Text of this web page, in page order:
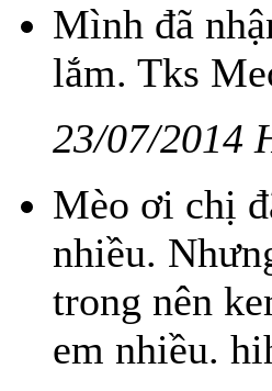
Mình đã
lắm. Tks
23/07/2014
Mèo ơi chị
nhiều.
trong nên
em nhiều.